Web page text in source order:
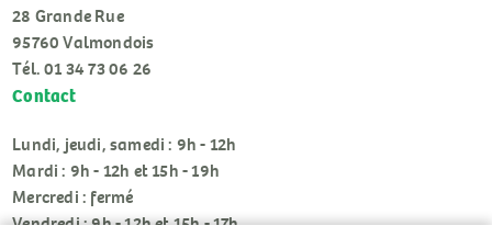
28 Grande Rue
95760 Valmondois
Tél. 01 34 73 06 26
Contact
Lundi, jeudi, samedi : 9h - 12h
Mardi : 9h - 12h et 15h - 19h
Mercredi : fermé
Vendredi : 9h - 12h et 15h - 17h